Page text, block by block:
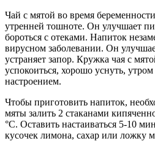
Чай с мятой во время
утренней тошноте. Он улучшает
бороться с отеками. Напиток
вирусном заболевании. Он
устраняет запор. Кружка чая с
успокоиться, хорошо уснуть,
настроением.
Чтобы приготовить напиток,
мяты залить 2 стаканами
°C. Оставить настаиваться 5-10
кусочек лимона, сахар или ложку